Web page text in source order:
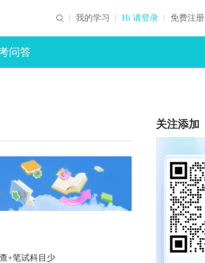
我的学习 Hi 请登录 免费注册
问答
+笔试科目少
关注添加